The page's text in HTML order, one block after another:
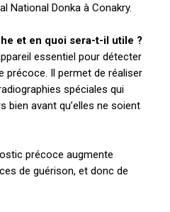
National Donka à Conakry.
et en quoi sera-t-il utile ?
essentiel pour détecter
précoce. Il permet de réaliser
spéciales qui
bien avant qu’elles ne soient
précoce augmente
de guérison, et donc de